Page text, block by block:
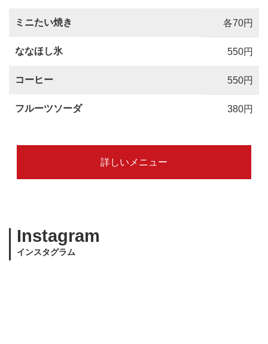
ミニたい焼き 各70円
ななほし氷 550円
コーヒー 550円
フルーツソーダ 380円
詳しいメニュー
Instagram
インスタグラム